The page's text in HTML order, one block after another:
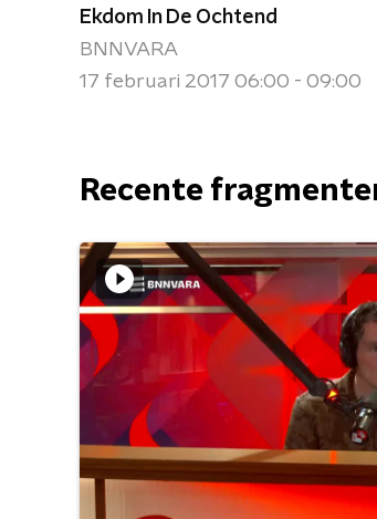
Ekdom In De Ochtend
BNNVARA
17 februari 2017 06:00 - 09:00
Recente